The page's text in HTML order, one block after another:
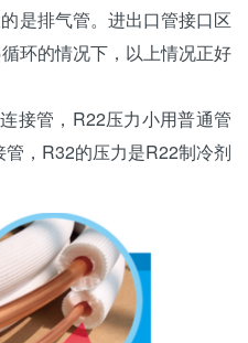
是排气管。进出口管接口区
环的情况下，以上情况正好
接管， R22压力小用普通管
，R32的压力是R22制冷剂